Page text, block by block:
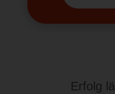
Erfolg